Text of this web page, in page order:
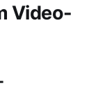
Video-